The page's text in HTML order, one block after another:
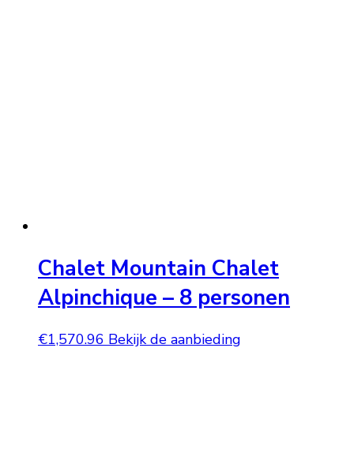
Chalet Mountain Chalet
Alpinchique – 8 personen
€1,570.96 Bekijk de aanbieding